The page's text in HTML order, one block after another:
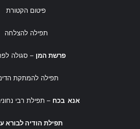
פיטום הקטורת
תפילה להצלחה
פרשת המן – סגולה
תפילה להמתקת
אנא בכח – תפילת רבי
תפילת הודיה לבורא